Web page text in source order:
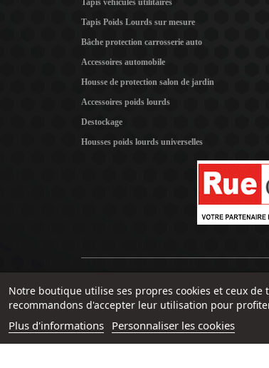
Tapis vehicules utilitaires
Tapis Poids Lourds sur mesure
Bâche protection carrosserie auto
Accessoires automobile
Housse de protection salon de jardin
Accessoires poids lourds
Destockage
Housses poids lourds universelles
Notre boutique utilise ses propres cookies et ceux
recommandons d'accepter leur utilisation pour
Plus d'informations Personnaliser les cookies